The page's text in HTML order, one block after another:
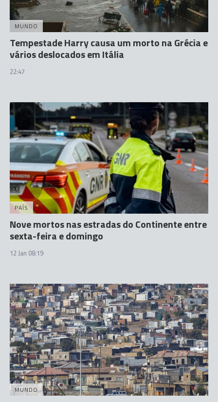
MUNDO
Tempestade Harry causa um morto na Grécia e
vários deslocados em Itália
22:47
PAÍS
Nove mortos nas estradas do Continente entre
sexta-feira e domingo
12 Jan 08:19
MUNDO